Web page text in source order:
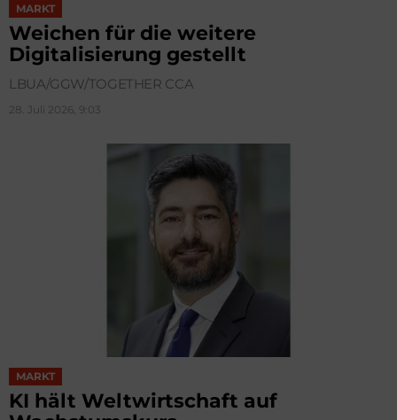
MARKT
Weichen für die weitere
Digitalisierung gestellt
LBUA/GGW/TOGETHER CCA
28. Juli 2026, 9:03
MARKT
KI hält Weltwirtschaft auf